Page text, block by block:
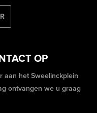
OP
aan het Sweelinckplein
ontvangen we u graag